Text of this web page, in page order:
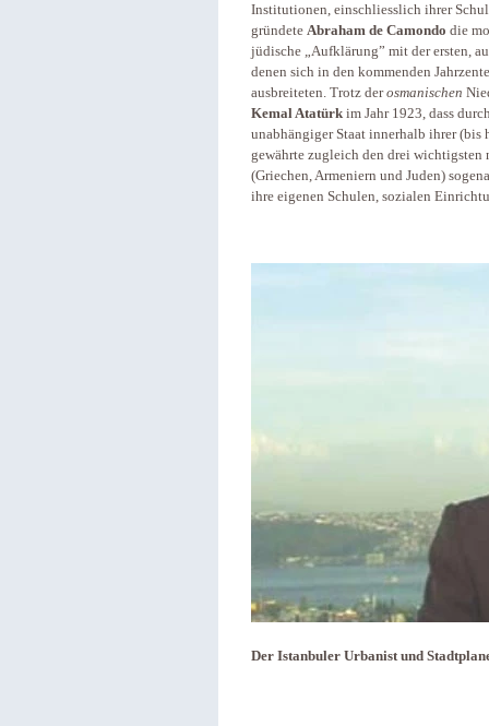
Institutionen, einschliesslich ihrer
gründete Abraham de Camondo die
jüdische „Aufklärung” mit der ersten,
denen sich in den kommenden
ausbreiteten. Trotz derosmanischen
Kemal Atatürk im Jahr 1923, dass
unabhängiger Staat innerhalb ihrer (bis
gewährte zugleich den drei wichtigsten
(Griechen, Armeniern und Juden)
ihre eigenen Schulen, sozialen
Der Istanbuler Urbanist und